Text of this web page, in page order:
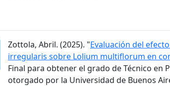
Zottola, Abril. (2025). "Evaluación del
irregularis sobre Lolium multiflorum en
Final para obtener el grado de Técnico en
otorgado por la Universidad de Buenos